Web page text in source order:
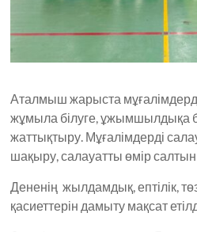
Аталмыш жарыста
жұмыла білуге, ұжымшылдықа
жаттықтыру. Мұғалімдерді
шақыру, салауатты өмір
Дененің жылдамдық, ептілік,
қасиеттерін дамыту мақсат